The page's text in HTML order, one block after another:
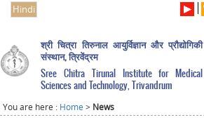
Hindi
श्री चित्रा तिरुनाल आयुर्विज्ञान और प्रौद्योगिकी
संस्थान, त्रिवेंद्रम
Sree Chitra Tirunal Institute for Medical
Sciences and Technology, Trivandrum
You are here : Home > News